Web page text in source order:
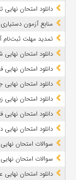
دانلود امتحان نهایی تاریخ 3 پایه
منابع آزمون دستیاری
تمدید مهلت ثبت‌نام
دانلود امتحان نهایی شیمی 2 تجربی پایه یازدهم
دانلود امتحان نهایی فیزیک 2 پایه یازدهم
دانلود امتحان نهایی جامعه شناسی 3
دانلود امتحان نهایی زبان خارجی 3 پایه
دانلود امتحان نهایی فلسفه 2 پایه دوازدهم
دانلود امتحان نهایی دینی 2 پایه یازدهم تیر
سوالات امتحان نهایی شیمی 3 سال
سوالات امتحان نهایی تاریخ 3 انسانی پایه
دانلود امتحان نهایی عربی 2 پایه یازدهم تیر